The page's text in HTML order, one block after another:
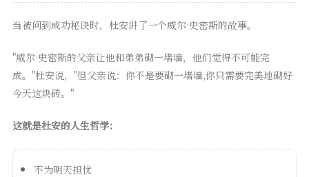
当被问到成功秘诀时，杜安讲了一个威尔·史密斯的故事。
"威尔·史密斯的父亲让他和弟弟砌一堵墙，他们觉得不可能完
成。"杜安说，"但父亲说：你不是要砌一堵墙,你只需要完美地砌好
今天这块砖。"
这就是杜安的人生哲学：
不为明天担忧